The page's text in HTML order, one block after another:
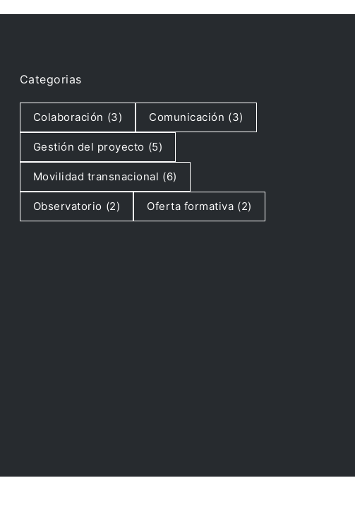
Categorias
Colaboración (3) Comunicación (3)
Gestión del proyecto (5)
Movilidad transnacional (6)
Observatorio (2) Oferta formativa (2)